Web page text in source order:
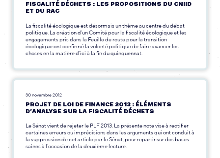
FISCALITÉ DÉCHETS : LES PROPOSITIONS DU CNIID
ET DU RAC
La fiscalité écologique est désormais un thème au centre du débat
politique. La création d’un Comité pour la fiscalité écologique et les
engagements pris dans la Feuille de route pour la transition
écologique ont confirmé la volonté politique de faire avancer les
choses en la matière d’ici à la fin du quinquennat.
30 novembre 2012
PROJET DE LOI DE FINANCE 2013 : ÉLÉMENTS
D’ANALYSE SUR LA FISCALITÉ DÉCHETS
Le Sénat vient de rejeter le PLF 2013. La présente note vise à rectifier
certaines erreurs ou imprécisions dans les arguments qui ont conduit à
la suppression de cet article par le Sénat, pour repartir sur des bases
saines à l’occasion de la deuxième lecture.